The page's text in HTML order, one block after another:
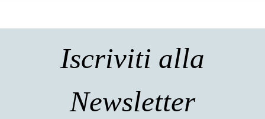
Iscriviti alla
Newsletter